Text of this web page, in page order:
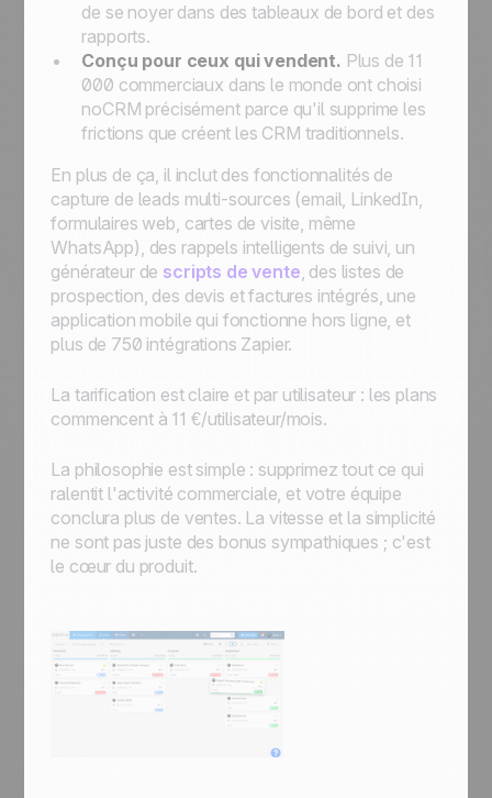
de se noyer dans des tableaux de bord et des
rapports.
Conçu pour ceux qui vendent. Plus de 11
000 commerciaux dans le monde ont choisi
noCRM précisément parce qu'il supprime les
frictions que créent les CRM traditionnels.
En plus de ça, il inclut des fonctionnalités de
capture de leads multi-sources (email, LinkedIn,
formulaires web, cartes de visite, même
WhatsApp), des rappels intelligents de suivi, un
générateur de scripts de vente, des listes de
prospection, des devis et factures intégrés, une
application mobile qui fonctionne hors ligne, et
plus de 750 intégrations Zapier.
La tarification est claire et par utilisateur : les plans
commencent à 11 €/utilisateur/mois.
La philosophie est simple : supprimez tout ce qui
ralentit l'activité commerciale, et votre équipe
conclura plus de ventes. La vitesse et la simplicité
ne sont pas juste des bonus sympathiques ; c'est
le cœur du produit.